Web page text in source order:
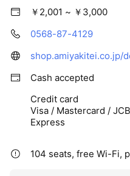
￥2,001 ~ ￥3,000
0568-87-4129
shop.amiyakitei.co.jp/
Cash accepted
Credit card
Visa / Mastercard /
Express
104 seats, free Wi-Fi,